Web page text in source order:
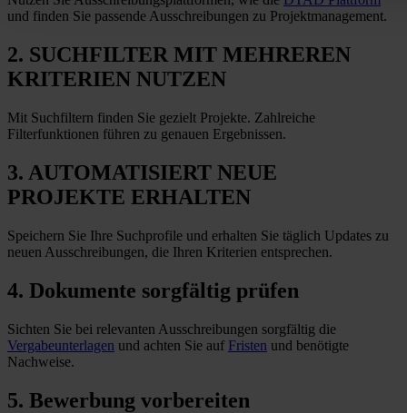
und finden Sie passende Ausschreibungen zu Projektmanagement.
2. SUCHFILTER MIT MEHREREN
KRITERIEN NUTZEN
Mit Suchfiltern finden Sie gezielt Projekte. Zahlreiche
Filterfunktionen führen zu genauen Ergebnissen.
3. AUTOMATISIERT NEUE
PROJEKTE ERHALTEN
Speichern Sie Ihre Suchprofile und erhalten Sie täglich Updates zu
neuen Ausschreibungen, die Ihren Kriterien entsprechen.
4. Dokumente sorgfältig prüfen
Sichten Sie bei relevanten Ausschreibungen sorgfältig die
Vergabeunterlagen und achten Sie auf Fristen und benötigte
Nachweise.
5. Bewerbung vorbereiten